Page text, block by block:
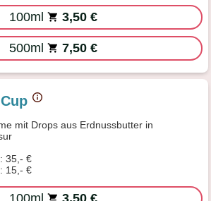
100ml 3,50 €
500ml 7,50 €
mit Drops aus Erdnussbutter in
35,- €
15,- €
100ml 3,50 €